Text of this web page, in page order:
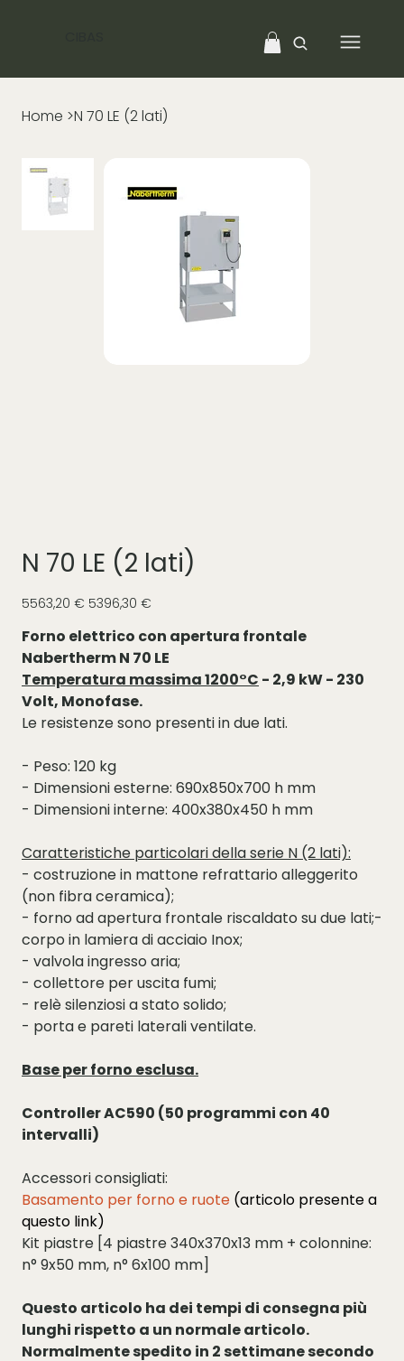
Home >N 70 LE (2 lati)
N 70 LE (2 lati)
Prezzo
originale
5563,20 € Prezzo
scontato
5396,30 €
Forno elettrico con apertura frontale
Nabertherm N 70 LE
Temperatura massima 1200°C - 2,9 kW - 230
Volt, Monofase.
Le resistenze sono presenti in due lati.
- Peso: 120 kg
- Dimensioni esterne: 690x850x700 h mm
- Dimensioni interne: 400x380x450 h mm
Caratteristiche particolari della serie N (2 lati):
- costruzione in mattone refrattario alleggerito
(non fibra ceramica);
- forno ad apertura frontale riscaldato su due lati;-
corpo in lamiera di acciaio Inox;
- valvola ingresso aria;
- collettore per uscita fumi;
- relè silenziosi a stato solido;
- porta e pareti laterali ventilate.
Base per forno esclusa.
Controller AC590 (50 programmi con 40
intervalli)
Accessori consigliati:
Basamento per forno e ruote (articolo presente a
questo link)
Kit piastre [4 piastre 340x370x13 mm + colonnine:
n° 9x50 mm, n° 6x100 mm]
Questo articolo ha dei tempi di consegna più
lunghi rispetto a un normale articolo.
Normalmente spedito in 2 settimane secondo